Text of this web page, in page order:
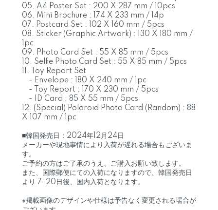
05. A4 Poster Set : 200 X 287 mm / 10pcs
06. Mini Brochure : 174 X 233 mm / 14p
07. Postcard Set : 102 X 160 mm / 5pcs
08. Sticker (Graphic Artwork) : 130 X 180 mm /
1pc
09. Photo Card Set : 55 X 85 mm / 5pcs
10. Selfie Photo Card Set : 55 X 85 mm / 5pcs
11. Toy Report Set
- Envelope : 180 X 240 mm / 1pc
- Toy Report : 170 X 230 mm / 5pcs
- ID Card : 85 X 55 mm / 5pcs
12. (Special) Polaroid Photo Card (Random) : 88
X 107 mm / 1pc
■韓国発売日：2024年12月24日
メーカーや現地事情により入荷が遅れる場合もございま
す。
ご予約の方はご了承のうえ、ご購入お願い致します。
また、国際郵便にての入荷になりますので、韓国発売日
より 7-20日後、国内入荷となります。
※掲載画像のデザインや仕様は予告なく変更される場合が